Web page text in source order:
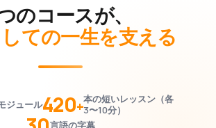
のコースが、
ての一生を支える
ジュール420+本の短いレッスン（各
3〜10分）
言語の字幕